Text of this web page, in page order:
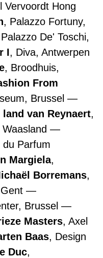
Vervoordt Hong
, Palazzo Fortuny,
De' Toschi,
I, Diva, Antwerpen
, Broodhuis,
From
Brussel
van Reynaert,
Parfum
Margiela,
Borremans,
Brussel
Masters, Axel
Baas, Design
Duc,